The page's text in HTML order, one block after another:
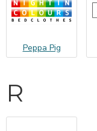
Peppa Pig
R